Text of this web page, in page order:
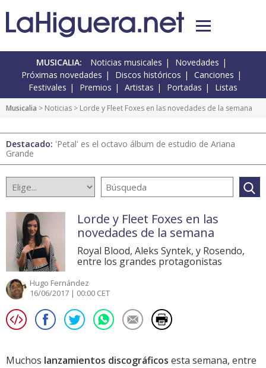
MUSICALIA: Noticias musicales
Novedades
Próximas novedades
Discos históricos
Canciones
Festivales
Premios Artistas Portadas Listas
Musicalia > Noticias > Lorde y Fleet Foxes en las novedades de la semana
Destacado: 'Petal' es el octavo álbum de estudio de Ariana
Grande
Lorde y Fleet Foxes en las
novedades de la semana
Royal Blood, Aleks Syntek, y Rosendo,
entre los grandes protagonistas
Hugo Fernández
16/06/2017 | 00:00 CET
Muchos lanzamientos discográficos esta semana, entre